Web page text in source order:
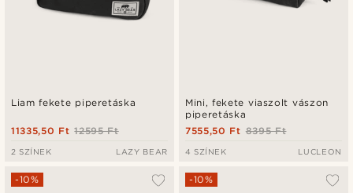
Liam fekete piperetáska
12595 Ft
11335,50 Ft
2 SZÍNEK LAZY BEAR
Mini, fekete viaszolt vászon
piperetáska
8395 Ft
7555,50 Ft
4 SZÍNEK LUCLEON
-10% -10%